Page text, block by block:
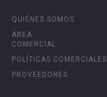
QUIÉNES SOMOS
ÁREA
COMERCIAL
POLÍTICAS COMERCIALES
PROVEEDORES